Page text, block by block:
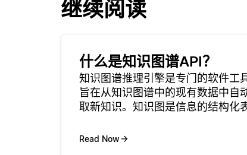
继续阅读
什么是知识图谱API？
知识图谱推理引擎是专门的软件工具
旨在从知识图谱中的现有数据中自
取新知识。知识图是信息的结构化
关系 (如 “是” 或 “位于”) 连接。推理
Read Now